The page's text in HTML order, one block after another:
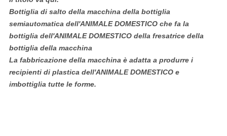
Bottiglia di salto della macchina della bottiglia
semiautomatica dell'ANIMALE DOMESTICO che fa la
bottiglia dell'ANIMALE DOMESTICO della fresatrice della
bottiglia della macchina
La fabbricazione della macchina è adatta a produrre i
recipienti di plastica dell'ANIMALE DOMESTICO e
imbottiglia tutte le forme.